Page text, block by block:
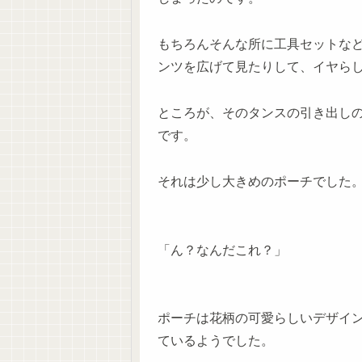
もちろんそんな所に工具セットな
ンツを広げて見たりして、イヤら
ところが、そのタンスの引き出し
です。
それは少し大きめのポーチでした
「ん？なんだこれ？」
ポーチは花柄の可愛らしいデザイ
ているようでした。